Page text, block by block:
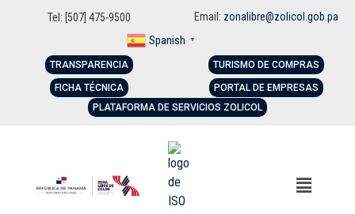
Tel: [507] 475-9500 Email: zonalibre@zolicol.gob.pa
Spanish ▼
TRANSPARENCIA
FICHA TÉCNICA
TURISMO DE COMPRAS
PORTAL DE EMPRESAS
PLATAFORMA DE SERVICIOS ZOLICOL